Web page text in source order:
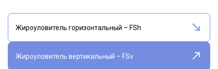
Жироуловитель горизонтальный – FSh
Жироуловитель вертикальный – FSv